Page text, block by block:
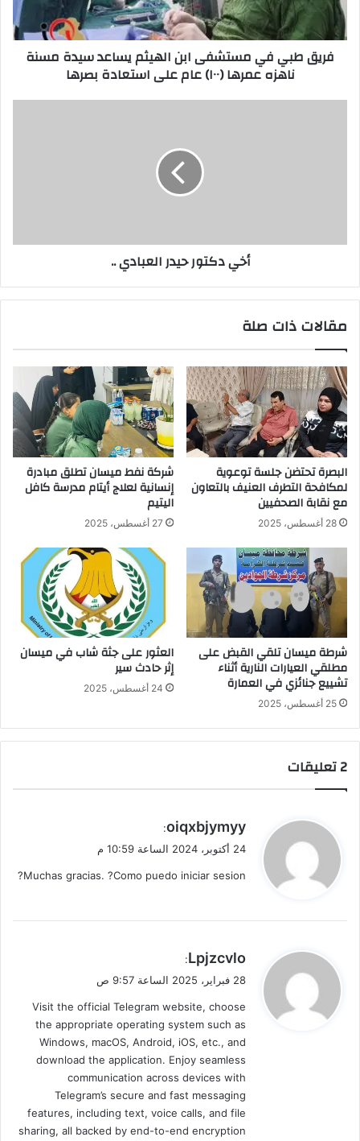
يساعد
سيدة
مسنة
ناهزهفريق طبي في مستشفى ابن الهيثم يساعد سيدة مسنة
ناهزه عمرها (١٠٠) عام على استعادة بصرها
أخي دكتور حيدر العبادي ..
مقالات ذات صلة
البصرة تحتضن جلسة توعوية
لمكافحة التطرف العنيف بالتعاون
مع نقابة الصحفيين
28 أغسطس، 2025
شركة نفط ميسان تطلق مبادرة
إنسانية لعلاج أيتام مدرسة كافل
اليتيم
27 أغسطس، 2025
شرطة ميسان تلقي القبض على
مطلقي العيارات النارية أثناء
تشييع جنائزي في العمارة
25 أغسطس، 2025
العثور على جثة شاب في ميسان
إثر حادث سير
24 أغسطس، 2025
‫2 تعليقات
ي
ق
ل
oiqxbjymyy
:
24 أكتوبر، 2024 الساعة 10:59 م
Muchas gracias. ?Como puedo iniciar sesion?
ي
ق
ل
Lpjzcvlo
:
28 فبراير، 2025 الساعة 9:57 ص
Visit the official Telegram website, choose
the appropriate operating system such as
Windows, macOS, Android, iOS, etc., and
download the application. Enjoy seamless
communication across devices with
Telegram’s secure and fast messaging
features, including text, voice calls, and file
sharing, all backed by end-to-end encryption